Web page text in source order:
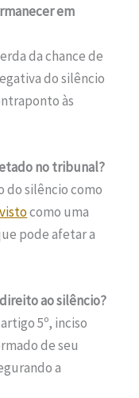
em
da chance de
do silêncio
às
no tribunal?
do silêncio como
vistocomo uma
pode afetar a
ao silêncio?
5º, inciso
de seu
a